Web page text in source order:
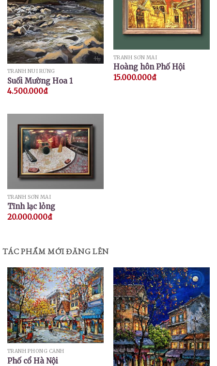
TRANH NÚI RỪNG
Suối Mường Hoa 1
4.500.000₫
TRANH SƠN MÀI
Hoàng hôn Phố Hội
15.000.000₫
TRANH SƠN MÀI
Tĩnh lạc lỏng
20.000.000₫
TÁC PHẨM MỚI ĐĂNG LÊN
TRANH PHONG CẢNH
Phố cổ Hà Nội